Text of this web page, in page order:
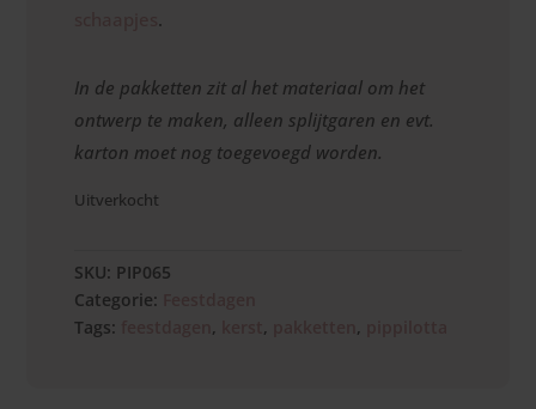
.
In de pakketten zit al het materiaal om het
ontwerp te maken, alleen splijtgaren en evt.
karton moet nog toegevoegd worden.
Uitverkocht
SKU: PIP065
Categorie:
Tags:
, , ,